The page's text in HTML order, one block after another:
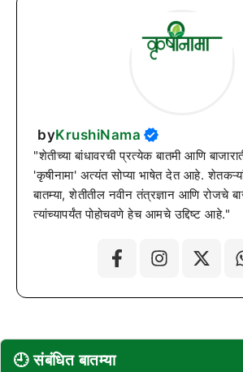
byKrushiNama
"शेतीच्या बांधावरची प्रत्येक बातमी आणि
'कृषीनामा' अत्यंत सोप्या भाषेत देत आहे.
बातम्या, शेतीतील नवीन तंत्रज्ञान आणि रोजचे
त्यांच्यापर्यंत पोहोचवणे हेच आमचे उद्दिष्ट आहे."
🕘 संबंधित बातम्या